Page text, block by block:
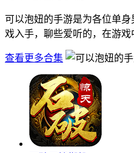
可以泡妞的手游是为各位单
戏入手，聊些爱听的，在游戏
查看更多合集